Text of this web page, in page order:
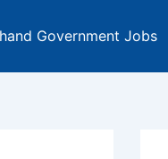
Government Jobs